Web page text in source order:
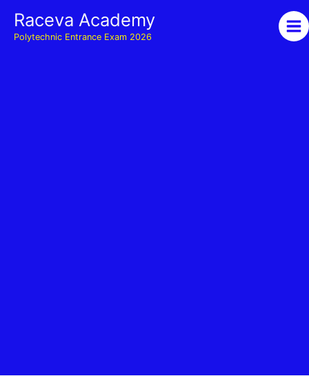
content
Raceva Academy
Polytechnic Entrance Exam 2026